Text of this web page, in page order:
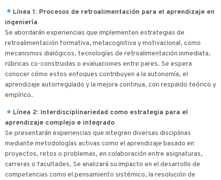
Línea 1: Procesos de retroalimentación para el aprendizaje en
ingeniería
Se abordarán experiencias que implementen estrategias de
retroalimentación formativa, metacognitiva y motivacional, como
mecanismos dialógicos, tecnologías de retroalimentación inmediata,
rúbricas co-construidas o evaluaciones entre pares. Se espera
conocer cómo estos enfoques contribuyen a la autonomía, el
aprendizaje autorregulado y la mejora continua, con respaldo teórico y
empírico.
Línea 2: Interdisciplinariedad como estrategia para el
aprendizaje complejo e integrado
Se presentarán experiencias que integren diversas disciplinas
mediante metodologías activas como el aprendizaje basado en
proyectos, retos o problemas, en colaboración entre asignaturas,
carreras o facultades. Se analizará su impacto en el desarrollo de
competencias como el pensamiento sistémico, la resolución de